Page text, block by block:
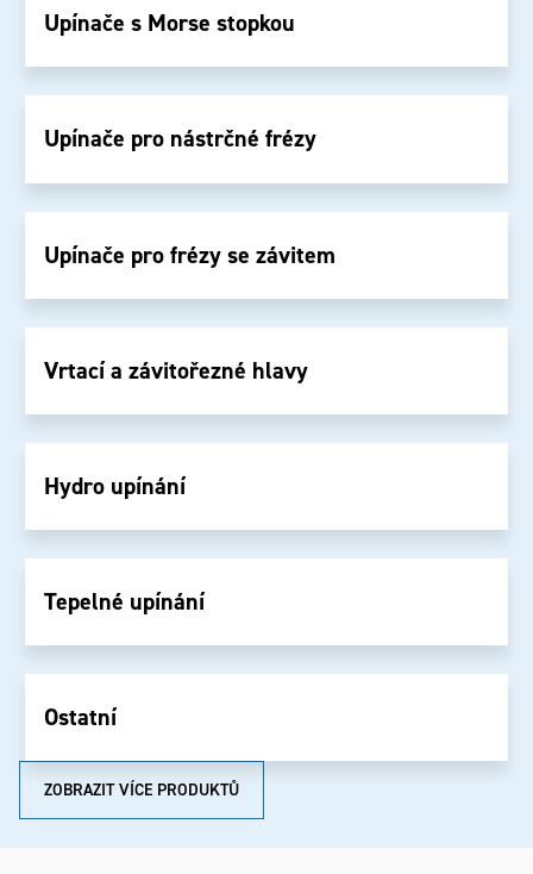
Upínače s Morse stopkou
Upínače pro nástrčné frézy
Upínače pro frézy se závitem
Vrtací a závitořezné hlavy
Hydro upínání
Tepelné upínání
Ostatní
ZOBRAZIT VÍCE PRODUKTŮ